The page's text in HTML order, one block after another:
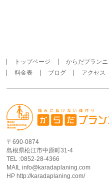
トップページ からだプラン
料金表
ブログ アクセス
〒690-0874
島根県松江市中原町31-4
TEL :0852-28-4366
MAIL info@karadaplaning.com
HP http://karadaplaning.com/